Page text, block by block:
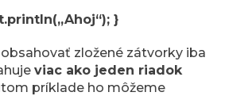
}
zložené zátvorky iba
viac ako jeden riadok
príklade ho môžeme